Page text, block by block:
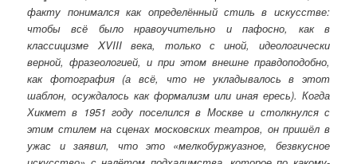
факту понимался как определённый стиль в искусстве:
чтобы всё было нравоучительно и пафосно, как в
классицизме XVIII века, только с иной, идеологически
верной, фразеологией, и при этом внешне правдоподобно,
как фотография (а всё, что не укладывалось в этот
шаблон, осуждалось как формализм или иная ересь). Когда
Хикмет в 1951 году поселился в Москве и столкнулся с
этим стилем на сценах московских театров, он пришёл в
ужас и заявил, что это «мелкобуржуазное, безвкусное